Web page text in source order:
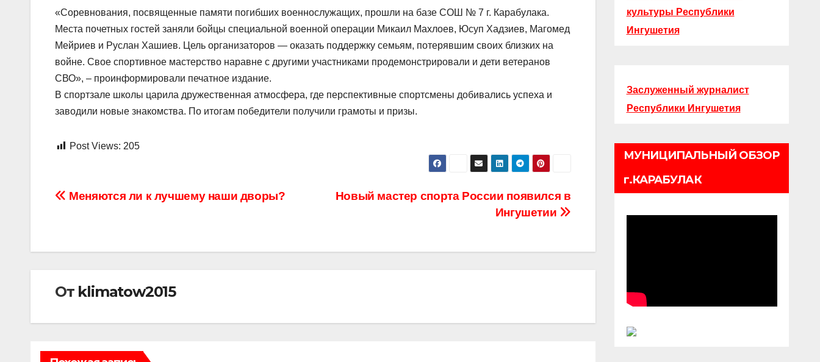
«Соревнования, посвященные памяти погибших военнослужащих, прошли на базе СОШ № 7 г. Карабулака.
Места почетных гостей заняли бойцы специальной военной операции Микаил Махлоев, Юсуп Хадзиев, Магомед
Мейриев и Руслан Хашиев. Цель организаторов — оказать поддержку семьям, потерявшим своих близких на
войне. Свое спортивное мастерство наравне с другими участниками продемонстрировали и дети ветеранов
СВО», – проинформировали печатное издание.
В спортзале школы царила дружественная атмосфера, где перспективные спортсмены добивались успеха и
заводили новые знакомства. По итогам победители получили грамоты и призы.
Post Views: 205
Навигация
записям
Новый мастер спорта России появился в
Ингушетии
Меняются ли к лучшему наши дворы?
От klimatow2015
культуры Республики
Ингушетия
Заслуженный журналист
Республики Ингушетия
МУНИЦИПАЛЬНЫЙ ОБЗОР
г.КАРАБУЛАК